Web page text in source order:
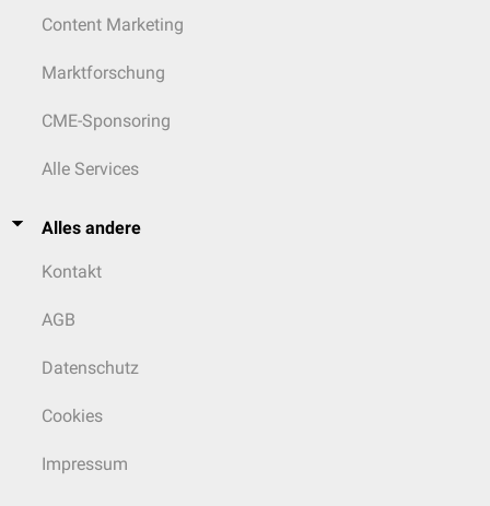
Content Marketing
Marktforschung
CME-Sponsoring
Alle Services
Alles andere
Kontakt
AGB
Datenschutz
Cookies
Impressum